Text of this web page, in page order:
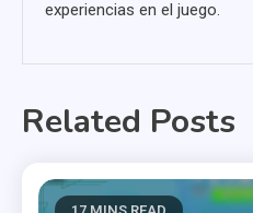
experiencias en el juego.
Related Posts